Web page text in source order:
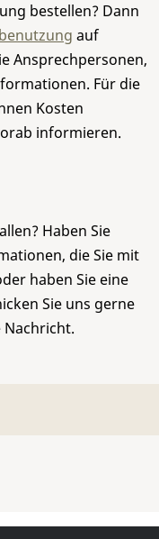
bestellen? Dann
auf
Ansprechpersonen,
Für die
Kosten
informieren.
Haben Sie
die Sie mit
haben Sie eine
Sie uns gerne